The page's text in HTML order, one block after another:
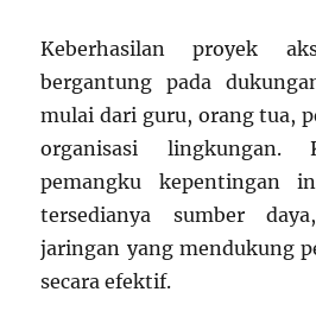
Keberhasilan proyek
bergantung pada
mulai dari guru, orang tua,
organisasi lingkungan.
pemangku kepentingan
tersedianya sumber
jaringan yang mendukung
secara efektif.